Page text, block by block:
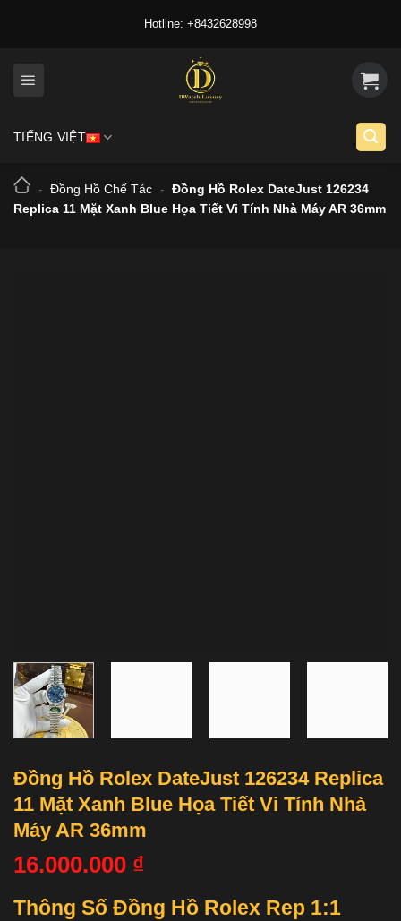
Hotline: +8432628998
TIẾNG VIỆT
- Đồng Hồ Chế Tác - Đồng Hồ Rolex DateJust 126234
Replica 11 Mặt Xanh Blue Họa Tiết Vi Tính Nhà Máy AR 36mm
Đồng Hồ Rolex DateJust 126234 Replica
11 Mặt Xanh Blue Họa Tiết Vi Tính Nhà
Máy AR 36mm
16.000.000 ₫
Thông Số Đồng Hồ Rolex Rep 1:1